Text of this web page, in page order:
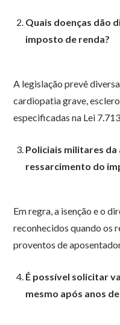
Quais doenças dão
imposto de renda?
A legislação prevê
cardiopatia grave,
especificadas na Lei
Policiais militares
ressarcimento do
Em regra, a isenção e o
reconhecidos quando os
proventos de
É possível solicitar
mesmo após anos